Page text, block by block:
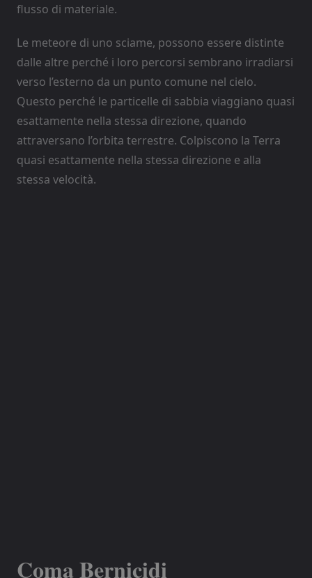
flusso di materiale.
Le meteore di uno sciame, possono essere distinte
dalle altre perché i loro percorsi sembrano irradiarsi
verso l’esterno da un punto comune nel cielo.
Questo perché le particelle di sabbia viaggiano quasi
esattamente nella stessa direzione, quando
attraversano l’orbita terrestre. Colpiscono la Terra
quasi esattamente nella stessa direzione e alla
stessa velocità.
Coma Bernicidi